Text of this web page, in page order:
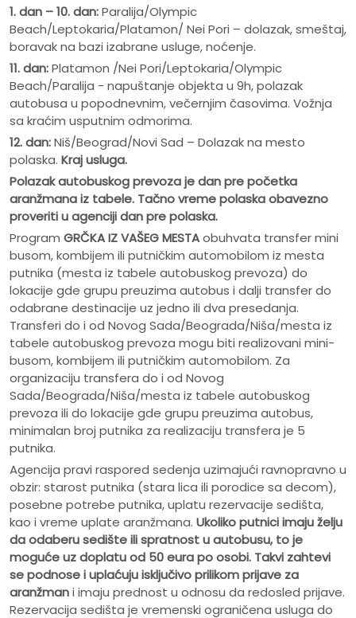
1. dan – 10. dan:Paralija/Olympic
Beach/Leptokaria/Platamon/ Nei Pori – dolazak, smeštaj,
boravak na bazi izabrane usluge, noćenje.
11. dan:Platamon /Nei Pori/Leptokaria/Olympic
Beach/Paralija - napuštanje objekta u 9h, polazak
autobusa u popodnevnim, večernjim časovima. Vožnja
sa kraćim usputnim odmorima.
12. dan:Niš/Beograd/Novi Sad – Dolazak na mesto
polaska. Kraj usluga.
Polazak autobuskog prevoza je dan pre početka
aranžmana iz tabele. Tačno vreme polaska obavezno
proveriti u agenciji dan pre polaska.
Program GRČKA IZ VAŠEG MESTAobuhvata transfer mini
busom, kombijem ili putničkim automobilom iz mesta
putnika (mesta iz tabele autobuskog prevoza) do
lokacije gde grupu preuzima autobus i dalji transfer do
odabrane destinacije uz jedno ili dva presedanja.
Transferi do i od Novog Sada/Beograda/Niša/mesta iz
tabele autobuskog prevoza mogu biti realizovani mini-
busom, kombijem ili putničkim automobilom. Za
organizaciju transfera do i od Novog
Sada/Beograda/Niša/mesta iz tabele autobuskog
prevoza ili do lokacije gde grupu preuzima autobus,
minimalan broj putnika za realizaciju transfera je 5
putnika.
Agencija pravi raspored sedenja uzimajući ravnopravno u
obzir: starost putnika (stara lica ili porodice sa decom),
posebne potrebe putnika, uplatu rezervacije sedišta,
kao i vreme uplate aranžmana. Ukoliko putnici imaju želju
da odaberu sedište ili spratnost u autobusu, to je
moguće uz doplatu od 50 eura po osobi. Takvi zahtevi
se podnose i uplaćuju isključivo prilikom prijave za
aranžmani imaju prednost u odnosu da redosled prijave.
Rezervacija sedišta je vremenski ograničena usluga do